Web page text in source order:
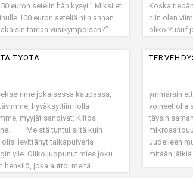
euron setelin hän kysyi:” Miksi et
100 euron seteliä niin annan
tämän viisikymppisen?”
Koska
niin olen
oliko Yusuf
TYÖTÄ
jokaisessa kaupassa,
hyväksyttiin ilolla
myyjät sanoivat: Kiitos
– – Meistä tuntui siltä kuin
olisi levittänyt taikapulveria
ylle. Oliko juopunut mies joku
henkilö, joka auttoi meitä
ymmärsin
voineet olla
täysin
uudelleen
mitään jälkiä.